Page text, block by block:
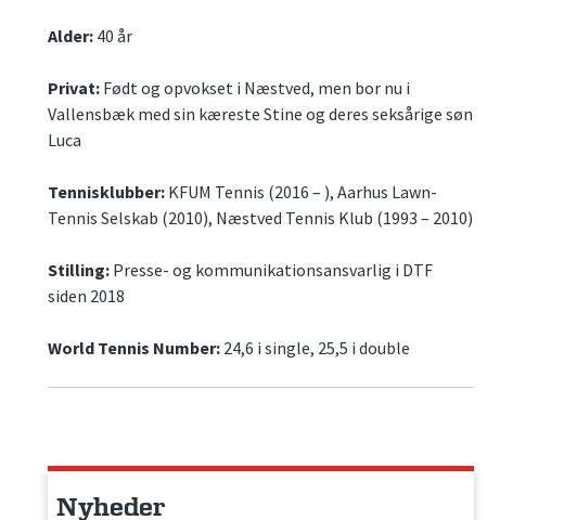
Alder: 40 år
Privat: Født og opvokset i Næstved, men bor nu i
Vallensbæk med sin kæreste Stine og deres seksårige søn
Luca
Tennisklubber: KFUM Tennis (2016 – ), Aarhus Lawn-
Tennis Selskab (2010), Næstved Tennis Klub (1993 – 2010)
Stilling: Presse- og kommunikationsansvarlig i DTF
siden 2018
World Tennis Number: 24,6 i single, 25,5 i double
Nyheder